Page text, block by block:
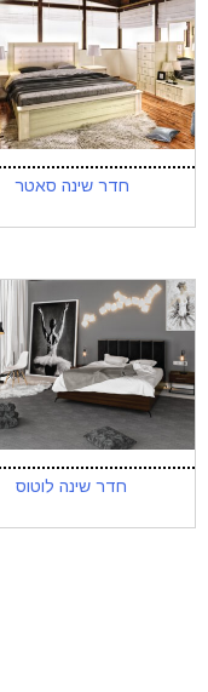
חדר שינה סאטר
חדר שינה לוטוס